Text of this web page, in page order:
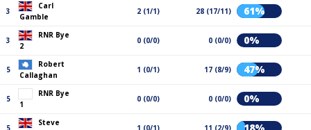
3
Carl
Gamble
2 (1/1) 28 (17/11) 61%
3
RNR Bye
2
0 (0/0) 0 (0/0) 0%
5
Robert
Callaghan
1 (0/1) 17 (8/9) 47%
5
RNR Bye
1
0 (0/0) 0 (0/0) 0%
5
Steve
1 (0/1) 11 (2/9)